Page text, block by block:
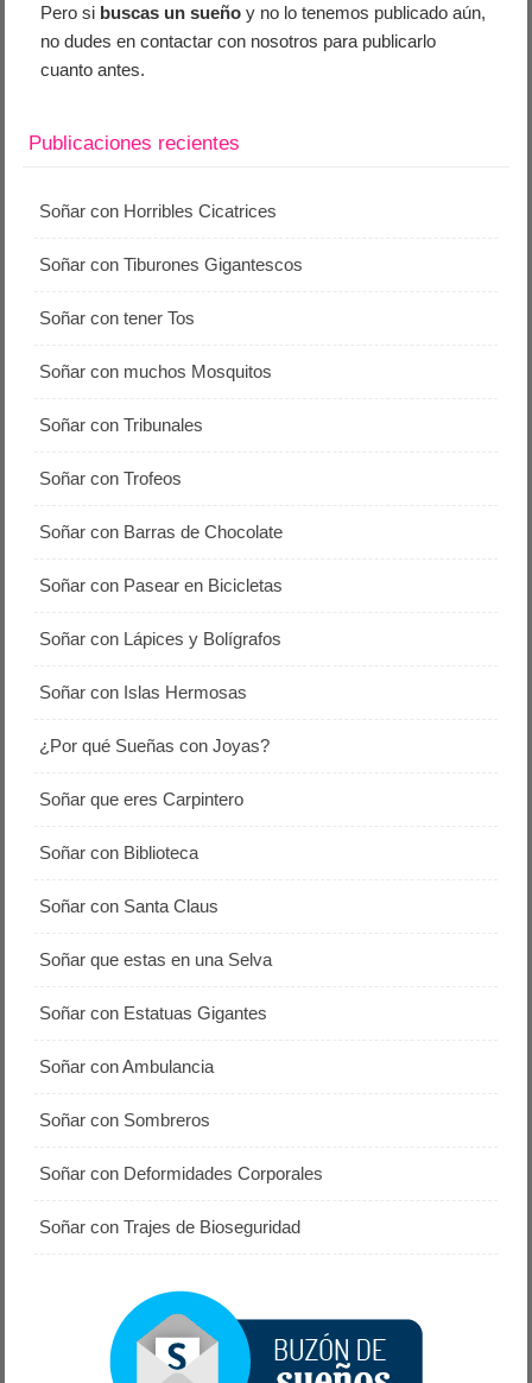
Pero si buscas un sueño y no lo tenemos publicado aún,
no dudes en contactar con nosotros para publicarlo
cuanto antes.
Publicaciones recientes
Soñar con Horribles Cicatrices
Soñar con Tiburones Gigantescos
Soñar con tener Tos
Soñar con muchos Mosquitos
Soñar con Tribunales
Soñar con Trofeos
Soñar con Barras de Chocolate
Soñar con Pasear en Bicicletas
Soñar con Lápices y Bolígrafos
Soñar con Islas Hermosas
¿Por qué Sueñas con Joyas?
Soñar que eres Carpintero
Soñar con Biblioteca
Soñar con Santa Claus
Soñar que estas en una Selva
Soñar con Estatuas Gigantes
Soñar con Ambulancia
Soñar con Sombreros
Soñar con Deformidades Corporales
Soñar con Trajes de Bioseguridad